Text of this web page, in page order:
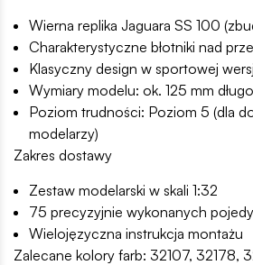
Wierna replika Jaguara SS 100
Charakterystyczne błotniki nad
Klasyczny design w sportowej
Wymiary modelu: ok. 125 mm
Poziom trudności: Poziom 5 (dla
modelarzy)
Zakres dostawy
Zestaw modelarski w skali 1:32
75 precyzyjnie wykonanych
Wielojęzyczna instrukcja montażu
Zalecane kolory farb: 32107, 32178,